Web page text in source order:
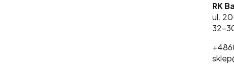
RK
ul.
32-